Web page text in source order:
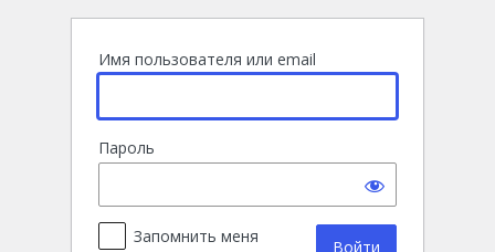
Имя пользователя или email
Пароль
Запомнить меня